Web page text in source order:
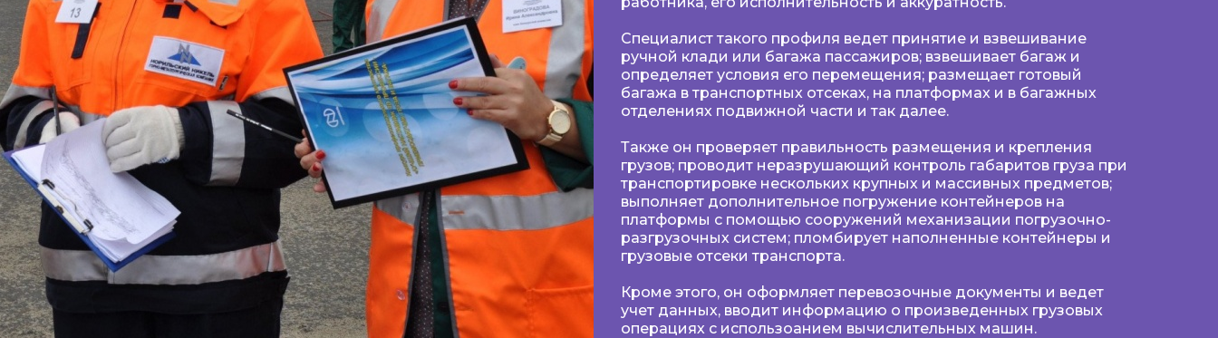
Специалист такого профиля ведет принятие и взвешивание
ручной клади или багажа пассажиров; взвешивает багаж и
определяет условия его перемещения; размещает готовый
багажа в транспортных отсеках, на платформах и в багажных
отделениях подвижной части и так далее.
Также он проверяет правильность размещения и крепления
грузов; проводит неразрушающий контроль габаритов груза при
транспортировке нескольких крупных и массивных предметов;
выполняет дополнительное погружение контейнеров на
платформы с помощью сооружений механизации погрузочно-
разгрузочных систем; пломбирует наполненные контейнеры и
грузовые отсеки транспорта.
Кроме этого, он оформляет перевозочные документы и ведет
учет данных, вводит информацию о произведенных грузовых
операциях с использоанием вычислительных машин.